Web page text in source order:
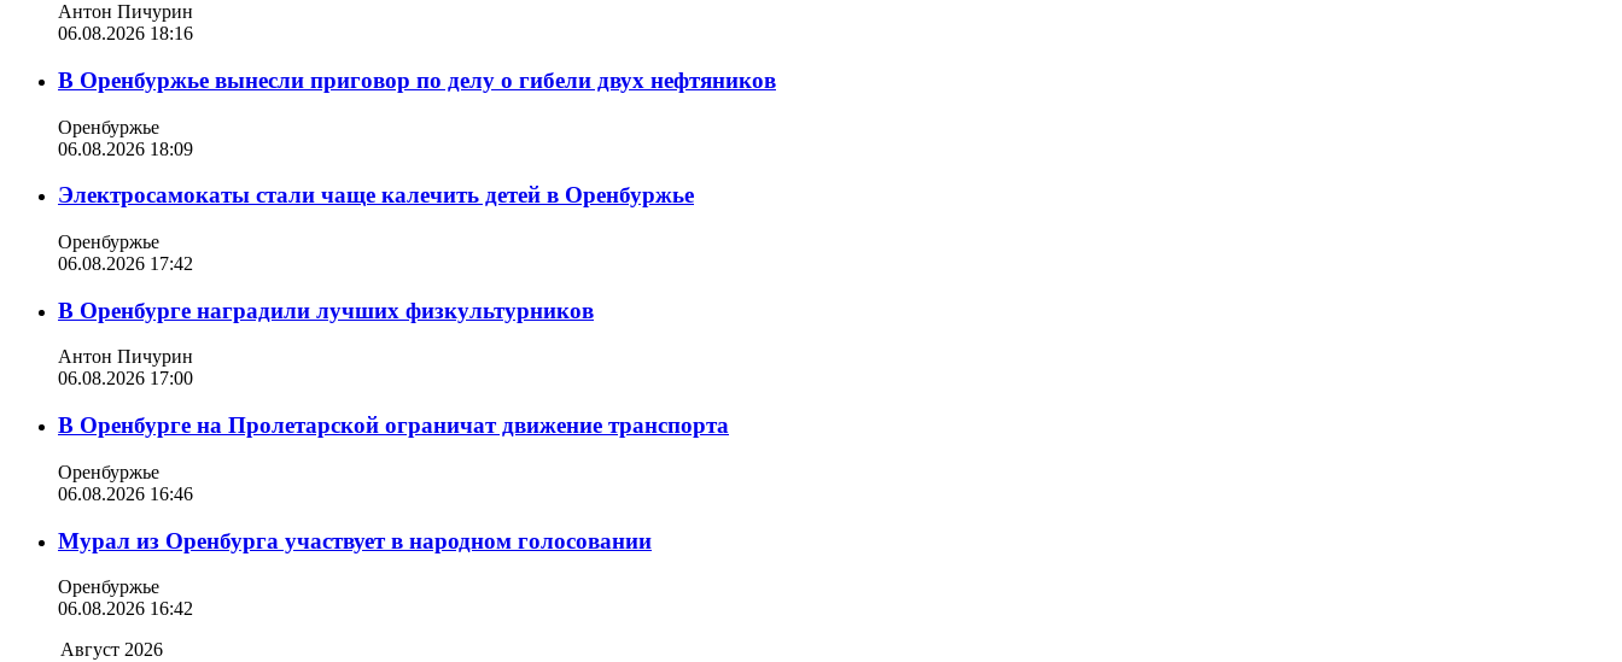
Антон Пичурин
06.08.2026 18:16
В Оренбуржье вынесли приговор по делу о гибели двух нефтяников
Оренбуржье
06.08.2026 18:09
Электросамокаты стали чаще калечить детей в Оренбуржье
Оренбуржье
06.08.2026 17:42
В Оренбурге наградили лучших физкультурников
Антон Пичурин
06.08.2026 17:00
В Оренбурге на Пролетарской ограничат движение транспорта
Оренбуржье
06.08.2026 16:46
Мурал из Оренбурга участвует в народном голосовании
Оренбуржье
06.08.2026 16:42
Август 2026